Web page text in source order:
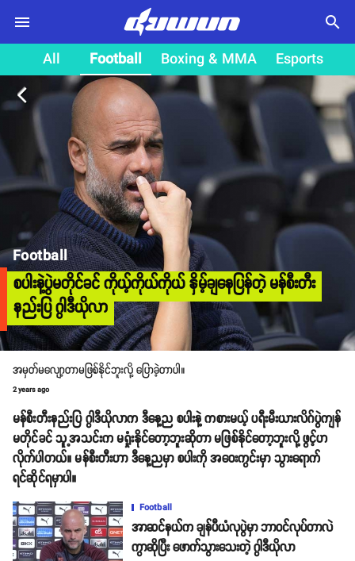
search
All Football Boxing & MMA Esports
arrow_back_ios
Football
စပါးနဲ့ပွဲမတိုင်ခင် ကိုယ့်ကိုယ်ကိုယ် နှိမ့်ချနေပြန်တဲ့ မန်စီးတီး
နည်းပြ ဂွါဒီယိုလာ
အမှတ်မလျော့တာမဖြစ်နိုင်ဘူးလို့ ပြောခဲ့တာပါ။
2 years ago
မန်စီးတီးနည်းပြ ဂွါဒီယိုလာက ဒီနေ့ည စပါးနဲ့ ကစားမယ့် ပရီးမီးယားလိဂ်ပွဲကျန်
မတိုင်ခင် သူ့အသင်းက မရှုံးနိုင်တော့ဘူးဆိုတာ မဖြစ်နိုင်တော့ဘူးလို့ ဖွင့်ဟ
လိုက်ပါတယ်။ မန်စီးတီးဟာ ဒီနေ့ညမှာ စပါးကို အဝေးကွင်းမှာ သွားရောက်
ရင်ဆိုင်ရမှာပါ။
Football
အာဆင်နယ်က ချန်ပီယံလုပွဲမှာ ဘာဝင်လုပ်တာလဲ
ကွာဆိုပြီး ဖောက်သွားသေးတဲ့ ဂွါဒီယိုလာ